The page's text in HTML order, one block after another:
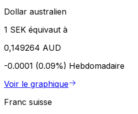
Dollar australien
1 SEK équivaut à
0,149264 AUD
-0.0001 (0.09%) Hebdomadaire
Voir le graphique
Franc suisse